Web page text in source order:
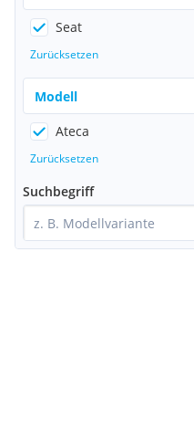
Seat
Zurücksetzen
Modell
Ateca
Zurücksetzen
Suchbegriff